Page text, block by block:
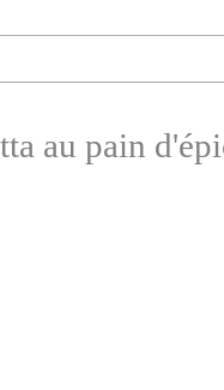
au pain